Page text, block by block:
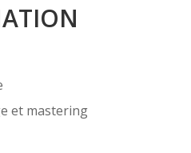
et mastering